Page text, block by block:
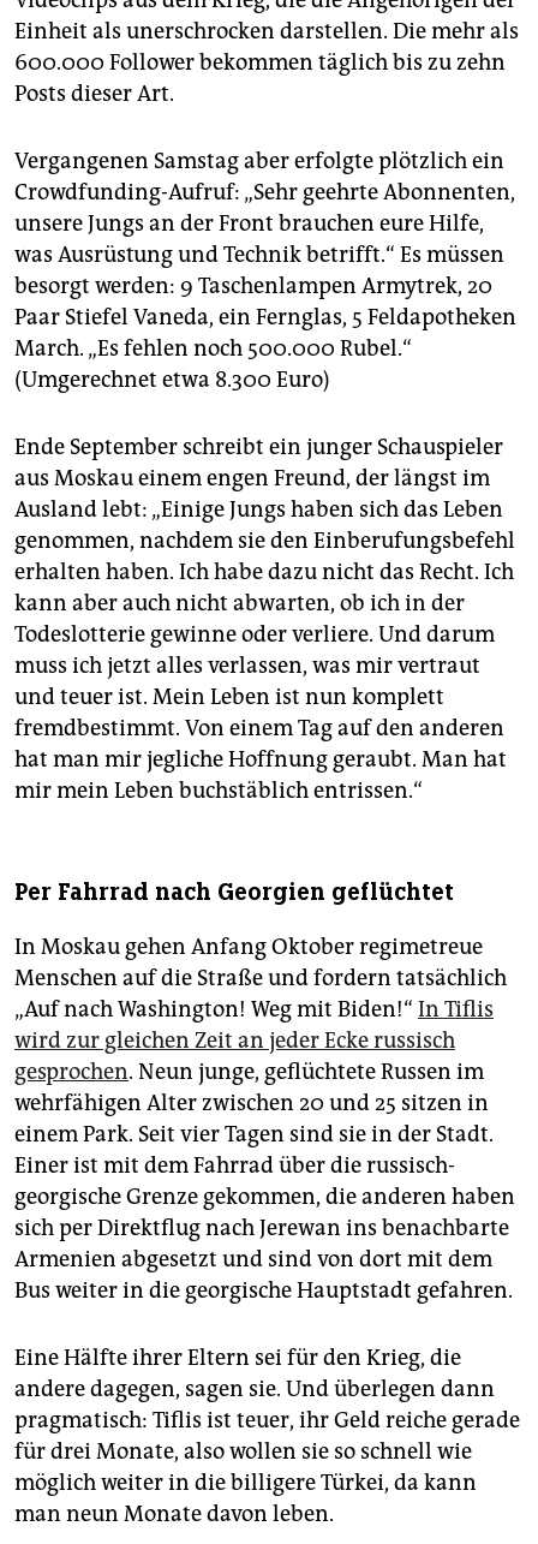
Einheit als unerschrocken darstellen. Die mehr als
600.000 Follower bekommen täglich bis zu zehn
Posts dieser Art.
Vergangenen Samstag aber erfolgte plötzlich ein
Crowdfunding-Aufruf: „Sehr geehrte Abonnenten,
unsere Jungs an der Front brauchen eure Hilfe,
was Ausrüstung und Technik betrifft.“ Es müssen
besorgt werden: 9 Taschenlampen Armytrek, 20
Paar Stiefel Vaneda, ein Fernglas, 5 Feldapotheken
March. „Es fehlen noch 500.000 Rubel.“
(Umgerechnet etwa 8.300 Euro)
Ende September schreibt ein junger Schauspieler
aus Moskau einem engen Freund, der längst im
Ausland lebt: „Einige Jungs haben sich das Leben
genommen, nachdem sie den Einberufungsbefehl
erhalten haben. Ich habe dazu nicht das Recht. Ich
kann aber auch nicht abwarten, ob ich in der
Todeslotterie gewinne oder verliere. Und darum
muss ich jetzt alles verlassen, was mir vertraut
und teuer ist. Mein Leben ist nun komplett
fremdbestimmt. Von einem Tag auf den anderen
hat man mir jegliche Hoffnung geraubt. Man hat
mir mein Leben buchstäblich entrissen.“
Per Fahrrad nach Georgien geflüchtet
In Moskau gehen Anfang Oktober regimetreue
Menschen auf die Straße und fordern tatsächlich
„Auf nach Washington! Weg mit Biden!“ In Tiflis
wird zur gleichen Zeit an jeder Ecke russisch
gesprochen. Neun junge, geflüchtete Russen im
wehrfähigen Alter zwischen 20 und 25 sitzen in
einem Park. Seit vier Tagen sind sie in der Stadt.
Einer ist mit dem Fahrrad über die russisch-
georgische Grenze gekommen, die anderen haben
sich per Direktflug nach Jerewan ins benachbarte
Armenien abgesetzt und sind von dort mit dem
Bus weiter in die georgische Hauptstadt gefahren.
Eine Hälfte ihrer Eltern sei für den Krieg, die
andere dagegen, sagen sie. Und überlegen dann
pragmatisch: Tiflis ist teuer, ihr Geld reiche gerade
für drei Monate, also wollen sie so schnell wie
möglich weiter in die billigere Türkei, da kann
man neun Monate davon leben.